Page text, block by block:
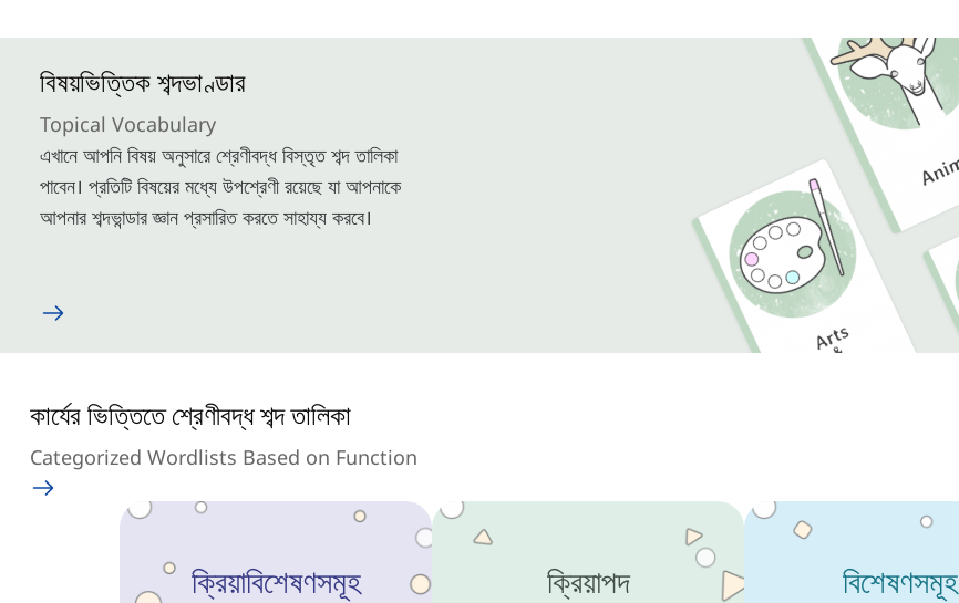
বিষয়ভিত্তিক শব্দভাণ্ডার
Topical Vocabulary
এখানে আপনি বিষয় অনুসারে শ্রেণীবদ্ধ বিস্তৃত শব্দ তালিকা
পাবেন। প্রতিটি বিষয়ের মধ্যে উপশ্রেণী রয়েছে যা আপনাকে
আপনার শব্দভান্ডার জ্ঞান প্রসারিত করতে সাহায্য করবে।
কার্যের ভিত্তিতে শ্রেণীবদ্ধ শব্দ তালিকা
Categorized Wordlists Based on Function
ক্রিয়াবিশেষণসমূহ ক্রিয়াপদ বিশেষণসমূহ